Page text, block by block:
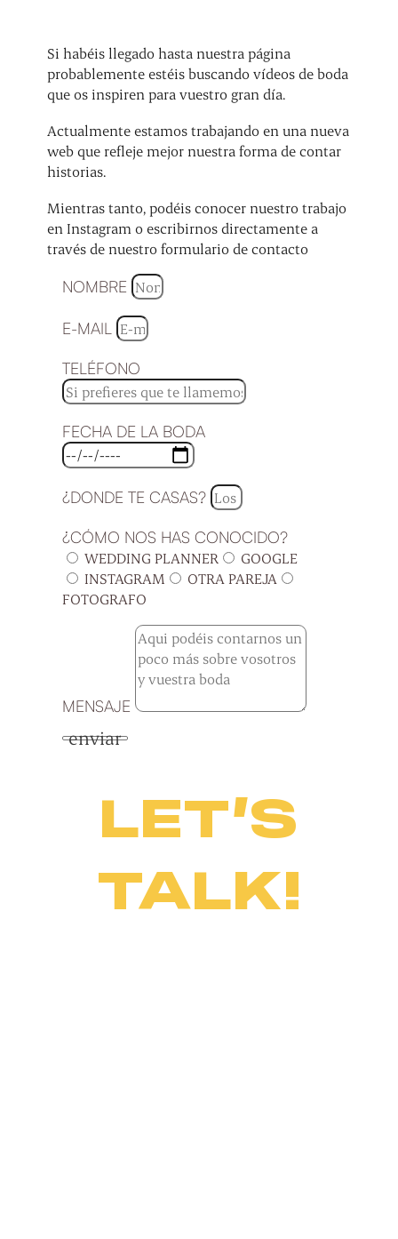
Si habéis llegado hasta nuestra página
probablemente estéis buscando vídeos de boda
que os inspiren para vuestro gran día.
Actualmente estamos trabajando en una nueva
web que refleje mejor nuestra forma de contar
historias.
Mientras tanto, podéis conocer nuestro trabajo
en Instagram o escribirnos directamente a
través de nuestro formulario de contacto
NOMBRE
E-MAIL
TELÉFONO
FECHA DE LA BODA
¿DONDE TE CASAS?
¿CÓMO NOS HAS CONOCIDO?
WEDDING PLANNER
GOOGLE
INSTAGRAM
OTRA PAREJA
FOTOGRAFO
MENSAJE
enviar
LET’S
TALK!